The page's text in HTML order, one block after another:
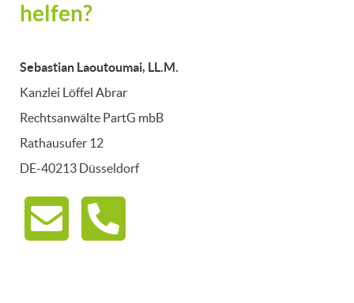
helfen?
Sebastian Laoutoumai, LL.M.
Kanzlei Löffel Abrar
Rechtsanwälte PartG mbB
Rathausufer 12
DE-40213 Düsseldorf